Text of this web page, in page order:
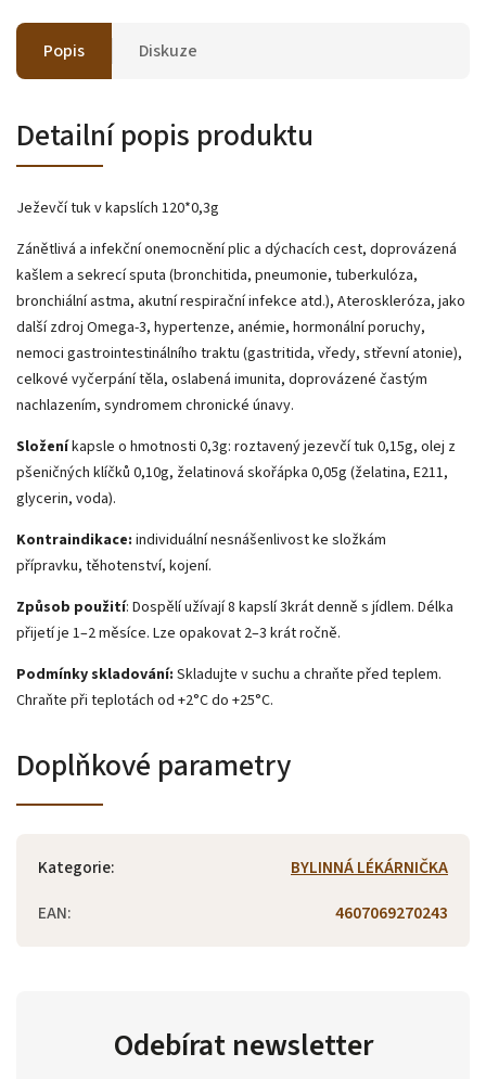
Popis Diskuze
Detailní popis produktu
Ježevčí tuk v kapslích 120*0,3g
Zánětlivá a infekční onemocnění plic a dýchacích cest, doprovázená
kašlem a sekrecí sputa (bronchitida, pneumonie, tuberkulóza,
bronchiální astma, akutní respirační infekce atd.), Ateroskleróza, jako
další zdroj Omega-3, hypertenze, anémie, hormonální poruchy,
nemoci gastrointestinálního traktu (gastritida, vředy, střevní atonie),
celkové vyčerpání těla, oslabená imunita, doprovázené častým
nachlazením, syndromem chronické únavy.
Složeníkapsle o hmotnosti 0,3g: roztavený jezevčí tuk 0,15g, olej z
pšeničných klíčků 0,10g, želatinová skořápka 0,05g (želatina, E211,
glycerin, voda).
Kontraindikace: individuální nesnášenlivost ke složkám
přípravku, těhotenství, kojení.
Způsob použití: Dospělí užívají 8 kapslí 3krát denně s jídlem. Délka
přijetí je 1–2 měsíce. Lze opakovat 2–3 krát ročně.
Podmínky skladování: Skladujte v suchu a chraňte před teplem.
Chraňte při teplotách od +2°C do +25°C.
Doplňkové parametry
Kategorie:
BYLINNÁ LÉKÁRNIČKA
EAN: 4607069270243
Odebírat newsletter